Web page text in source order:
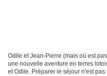
Odile et Jean-Pierre (mais où est
une nouvelle aventure en terres
et Odile. Préparer le séjour n'est